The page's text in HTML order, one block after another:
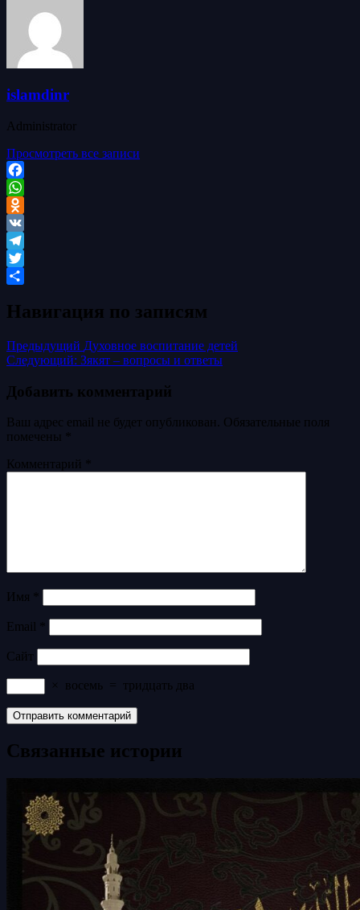
islamdinr
Administrator
Просмотреть все записи
Facebook
WhatsApp
Odnoklassniki
VK
Telegram
Twitter
Навигация по записям
Предыдущий Духовное воспитание детей
Следующий: Зякят – вопросы и ответы
Добавить комментарий
Ваш адрес email не будет опубликован.
Обязательные поля
помечены
Комментарий
Имя
Email
Сайт
× восемь = тридцать два
Связанные истории